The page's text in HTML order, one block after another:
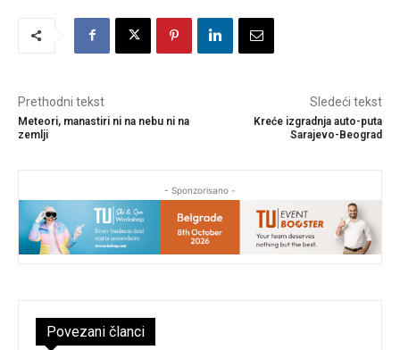
Prethodni tekst
Meteori, manastiri ni na nebu ni na
zemlji
Sledeći tekst
Kreće izgradnja auto-puta
Sarajevo-Beograd
- Sponzorisano -
Povezani članci